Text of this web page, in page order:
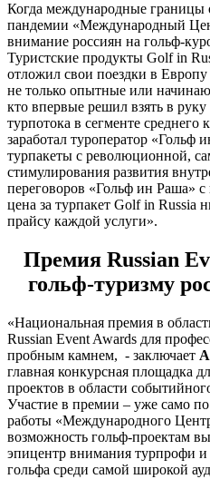
Когда международные границы
пандемии «Международный
внимание россиян на гольф-
Туристские продукты Golf in
отложил свои поездки в
не только опытные или
кто впервые решил взять в
турпотока в сегменте среднего
заработал туроператор
турпакеты с революционной,
стимулирования развития
переговоров «Гольф ин Раша»
цена за турпакет Golf in Russia
прайсу каждой услуги».
Премия Russian
гольф-туризму
«Национальная премия в
Russian Event Awards для
пробным камнем, - заключает
главная конкурсная площадка
проектов в области
Участие в премии – уже само по
работы «Международного
возможность гольф-проектам
эпицентр внимания турпрофи
гольфа среди самой широкой